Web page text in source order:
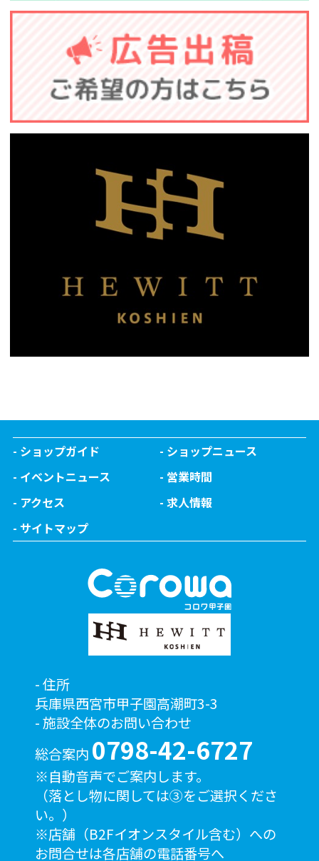
ショップガイド
ショップニュース
イベントニュース
営業時間
アクセス
求人情報
サイトマップ
住所
兵庫県西宮市甲子園高潮町3-3
施設全体のお問い合わせ
総合案内 0798-42-6727
※自動音声でご案内します。
（落とし物に関しては③をご選択くださ
い。）
※店舗（B2Fイオンスタイル含む）への
お問合せは各店舗の電話番号へ